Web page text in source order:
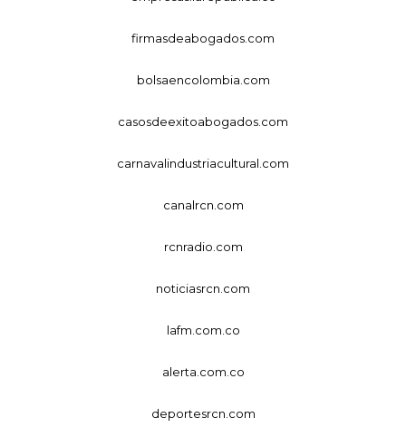
firmasdeabogados.com
bolsaencolombia.com
casosdeexitoabogados.com
carnavalindustriacultural.com
canalrcn.com
rcnradio.com
noticiasrcn.com
lafm.com.co
alerta.com.co
deportesrcn.com